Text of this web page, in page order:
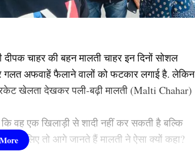
चाहर की बहन मालती चाहर इन दिनों सोशल
गलत अफवाहें फैलाने वालों को फटकार लगाई है. लेकिन
खेलता देखकर पली-बढ़ी मालती (Malti Chahar)
वह एक खिलाड़ी से शादी नहीं कर सकती है बल्कि
चलिए तो आगे जानते हैं मालती ने ऐसा क्यों कहा?